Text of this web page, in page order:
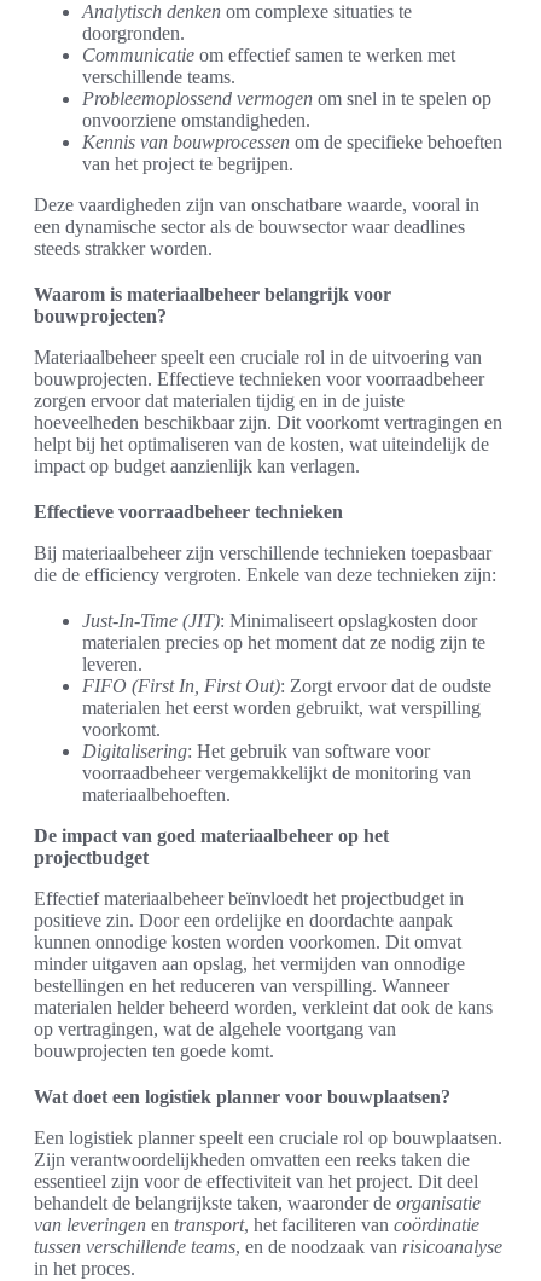
Analytisch denken om complexe situaties te
doorgronden.
Communicatie om effectief samen te werken met
verschillende teams.
Probleemoplossend vermogen om snel in te spelen op
onvoorziene omstandigheden.
Kennis van bouwprocessen om de specifieke behoeften
van het project te begrijpen.
Deze vaardigheden zijn van onschatbare waarde, vooral in
een dynamische sector als de bouwsector waar deadlines
steeds strakker worden.
Waarom is materiaalbeheer belangrijk voor
bouwprojecten?
Materiaalbeheer speelt een cruciale rol in de uitvoering van
bouwprojecten. Effectieve technieken voor voorraadbeheer
zorgen ervoor dat materialen tijdig en in de juiste
hoeveelheden beschikbaar zijn. Dit voorkomt vertragingen en
helpt bij het optimaliseren van de kosten, wat uiteindelijk de
impact op budget aanzienlijk kan verlagen.
Effectieve voorraadbeheer technieken
Bij materiaalbeheer zijn verschillende technieken toepasbaar
die de efficiency vergroten. Enkele van deze technieken zijn:
Just-In-Time (JIT): Minimaliseert opslagkosten door
materialen precies op het moment dat ze nodig zijn te
leveren.
FIFO (First In, First Out): Zorgt ervoor dat de oudste
materialen het eerst worden gebruikt, wat verspilling
voorkomt.
Digitalisering: Het gebruik van software voor
voorraadbeheer vergemakkelijkt de monitoring van
materiaalbehoeften.
De impact van goed materiaalbeheer op het
projectbudget
Effectief materiaalbeheer beïnvloedt het projectbudget in
positieve zin. Door een ordelijke en doordachte aanpak
kunnen onnodige kosten worden voorkomen. Dit omvat
minder uitgaven aan opslag, het vermijden van onnodige
bestellingen en het reduceren van verspilling. Wanneer
materialen helder beheerd worden, verkleint dat ook de kans
op vertragingen, wat de algehele voortgang van
bouwprojecten ten goede komt.
Wat doet een logistiek planner voor bouwplaatsen?
Een logistiek planner speelt een cruciale rol op bouwplaatsen.
Zijn verantwoordelijkheden omvatten een reeks taken die
essentieel zijn voor de effectiviteit van het project. Dit deel
behandelt de belangrijkste taken, waaronder de organisatie
van leveringen en transport, het faciliteren van coördinatie
tussen verschillende teams, en de noodzaak van risicoanalyse
in het proces.